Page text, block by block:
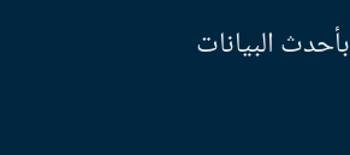
بأحدث البيانات